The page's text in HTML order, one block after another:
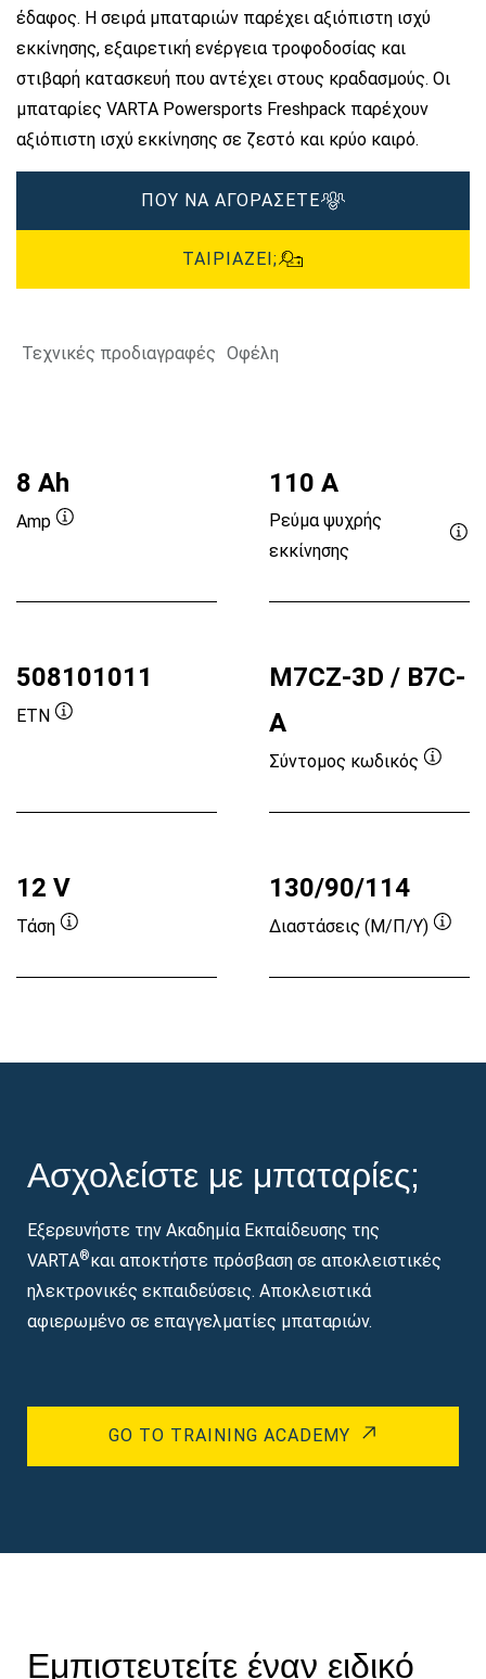
έδαφος. Η σειρά μπαταριών παρέχει αξιόπιστη ισχύ
εκκίνησης, εξαιρετική ενέργεια τροφοδοσίας και
στιβαρή κατασκευή που αντέχει στους κραδασμούς. Οι
μπαταρίες VARTA Powersports Freshpack παρέχουν
αξιόπιστη ισχύ εκκίνησης σε ζεστό και κρύο καιρό.
ΠΟΥ ΝΑ ΑΓΟΡΑΣΕΤΕ
ΤΑΙΡΙΆΖΕΙ;
Τεχνικές προδιαγραφές Οφέλη
8 Ah
Amp
110 A
Ρεύμα ψυχρής
εκκίνησης
508101011
ETN
M7CZ-3D / B7C-
A
Σύντομος κωδικός
12 V
Τάση
130/90/114
Διαστάσεις (Μ/Π/Υ)
Ασχολείστε με μπαταρίες;
Εξερευνήστε την Ακαδημία Εκπαίδευσης της
VARTA®και αποκτήστε πρόσβαση σε αποκλειστικές
ηλεκτρονικές εκπαιδεύσεις. Αποκλειστικά
αφιερωμένο σε επαγγελματίες μπαταριών.
GO TO TRAINING ACADEMY
Εμπιστευτείτε έναν ειδικό